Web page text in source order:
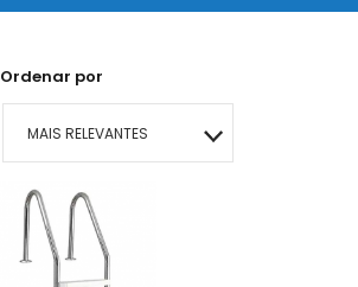
Ordenar por
MAIS RELEVANTES
MAIS VENDIDOS
MENOR PREÇO